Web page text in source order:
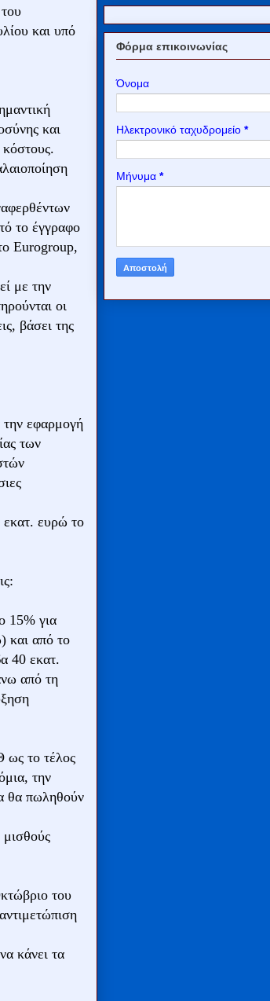
και υπό
και
κόστους.
το έγγραφο
Eurogroup,
με την
οι
βάσει της
την εφαρμογή
των
ευρώ το
15% για
και από το
40 εκατ.
από τη
ως το τέλος
την
θα πωληθούν
του
κάνει τα
Φόρμα επικοινωνίας
Όνομα
Ηλεκτρονικό ταχυδρομείο *
Μήνυμα *